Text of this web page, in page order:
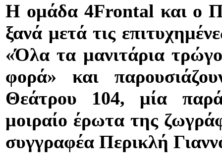
Η ομάδα 4Frontal και ο
ξανά μετά τις
«Όλα τα μανιτάρια
φορά» και
Θεάτρου 104, μία
μοιραίο έρωτα της
συγγραφέα Περικλή